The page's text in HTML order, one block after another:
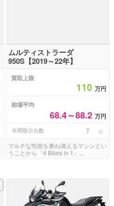
ムルティストラーダ
950S【2019～22年】
買取上限
110 万円
相場平均
68.4～88.2 万円
年間取引台数 7 台
マルチな性能を兼ね備えるマシンとい
うことから「4 Bikes in 1」...